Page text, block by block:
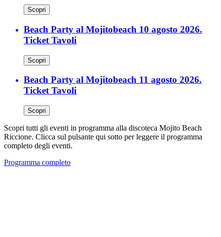
Scopri
Beach Party al Mojitobeach 10 agosto 2026.
Ticket Tavoli
Scopri
Beach Party al Mojitobeach 11 agosto 2026.
Ticket Tavoli
Scopri
Scopri tutti gli eventi in programma alla discoteca Mojito Beach
Riccione. Clicca sul pulsante qui sotto per leggere il programma
completo degli eventi.
Programma completo